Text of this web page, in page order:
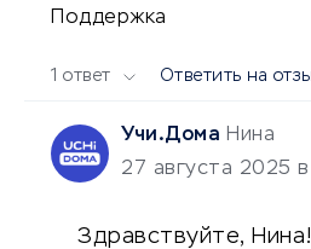
Поддержка
1 ответ Ответить на
Учи.Дома Нина
27 августа 2025
Здравствуйте, Нина!